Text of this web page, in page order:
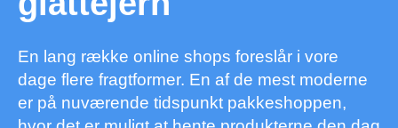
En lang række online shops foreslår i vore
dage flere fragtformer. En af de mest moderne
er på nuværende tidspunkt pakkeshoppen,